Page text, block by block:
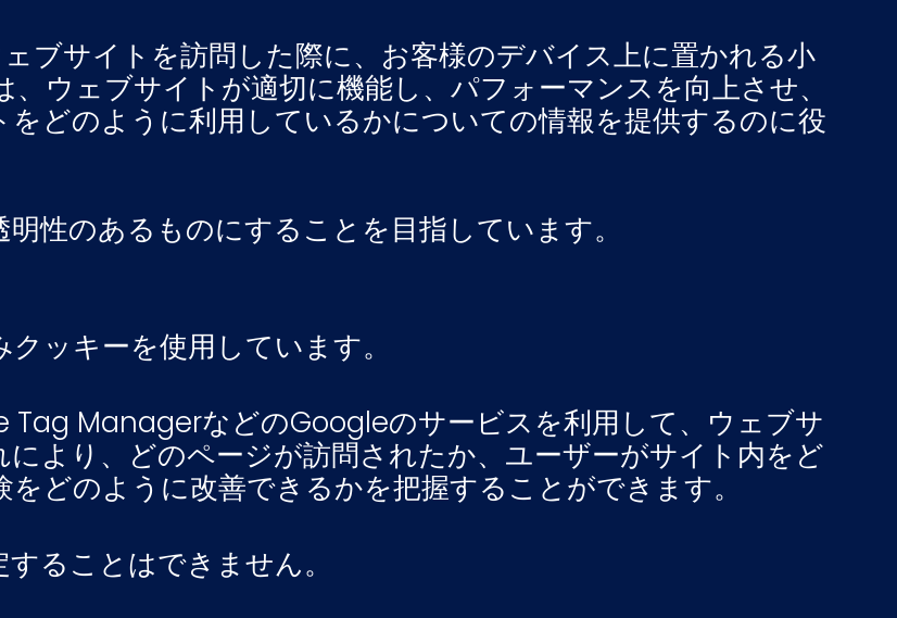
ブサイトを訪問した際に、お客様のデバイス上に置かれる小
ウェブサイトが適切に機能し、パフォーマンスを向上させ、
どのように利用しているかについての情報を提供するのに役
性のあるものにすることを目指しています。
ッキーを使用しています。
ManagerなどのGoogleのサービスを利用して、ウェブサ
より、どのページが訪問されたか、ユーザーがサイト内をど
どのように改善できるかを把握することができます。
ることはできません。